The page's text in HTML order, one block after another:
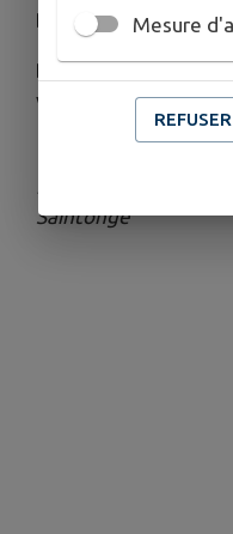
Bienvenue chez
Balade de 6,5KM
vignobles
Publié par Office
Saintonge
Mesure
REFUSER